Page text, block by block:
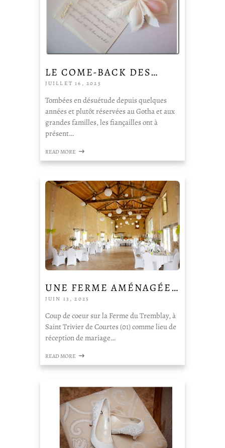
LE COME-BACK DES…
JUILLET 16, 2025
Tombées en désuétude depuis quelques
années et plutôt réservées au Gotha et aux
grandes familles, les fiançailles ont à
présent…
READ MORE
UNE FERME AMÉNAGÉE…
JUIN 13, 2025
Coup de coeur sur la Ferme du Tremblay, à
Saint Trivier de Courtes (01) comme lieu de
réception de mariage…
READ MORE